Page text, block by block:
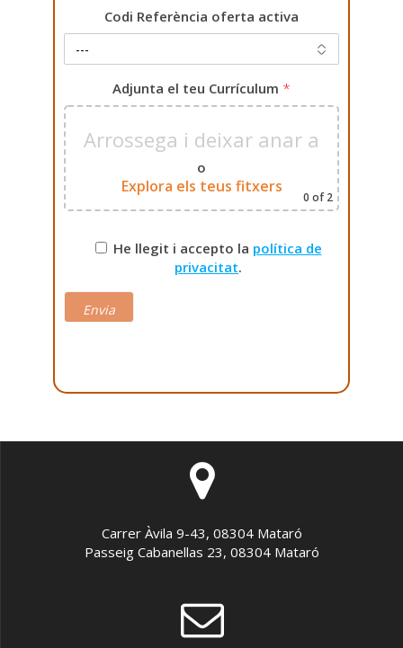
Codi Referència oferta activa
Adjunta el teu Currículum *
Arrossega i deixar anar aquí
o
Explora els teus fitxers
0 of 2
He llegit i accepto la política de
privacitat.
Carrer Àvila 9-43, 08304 Mataró
Passeig Cabanellas 23, 08304 Mataró